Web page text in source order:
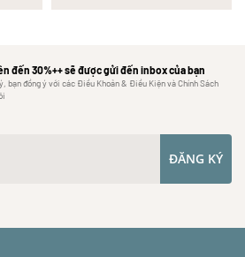
đến 30%++ sẽ được gửi đến inbox của bạn
bạn đồng ý với các Điều Khoản & Điều Kiện và Chính Sách
ĐĂNG KÝ